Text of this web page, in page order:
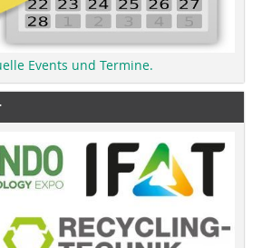
Events und Termine.